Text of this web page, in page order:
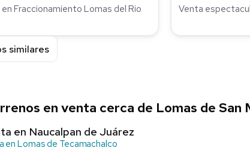
Fraccionamiento Lomas del Rio
Venta
similares
en venta cerca de Lomas de San
en Naucalpan de Juárez
en Lomas de Tecamachalco